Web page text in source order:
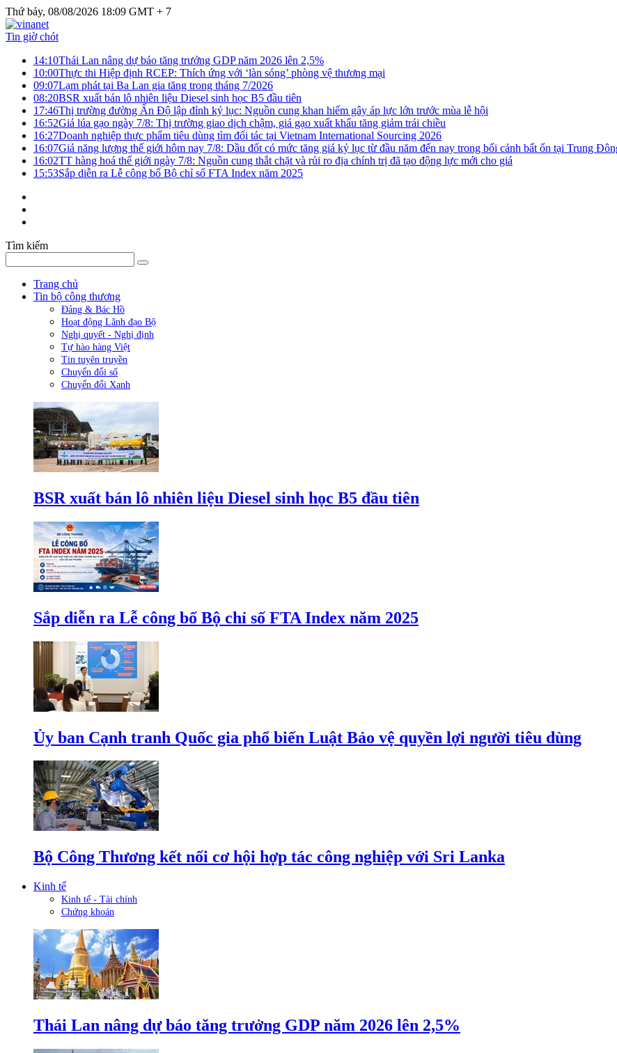
Thứ bảy, 08/08/2026 18:09 GMT + 7
Tin giờ chót
14:10Thái Lan nâng dự báo tăng trưởng GDP năm 2026 lên 2,5%
10:00Thực thi Hiệp định RCEP: Thích ứng với ‘làn sóng’ phòng vệ thương mại
09:07Lạm phát tại Ba Lan gia tăng trong tháng 7/2026
08:20BSR xuất bán lô nhiên liệu Diesel sinh học B5 đầu tiên
17:46Thị trường đường Ấn Độ lập đỉnh kỷ lục: Nguồn cung khan hiếm gây áp lực lớn trước mùa lễ hội
16:52Giá lúa gạo ngày 7/8: Thị trường giao dịch chậm, giá gạo xuất khẩu tăng giảm trái chiều
16:27Doanh nghiệp thực phẩm tiêu dùng tìm đối tác tại Vietnam International Sourcing 2026
16:07Giá năng lượng thế giới hôm nay 7/8: Dầu đốt có mức tăng giá kỷ lục từ đầu năm đến nay trong bối cảnh bất ổn tại Trung
16:02TT hàng hoá thế giới ngày 7/8: Nguồn cung thắt chặt và rủi ro địa chính trị đã tạo động lực mới cho giá
15:53Sắp diễn ra Lễ công bố Bộ chỉ số FTA Index năm 2025
Tìm kiếm
Trang chủ
Tin bộ công thương
Đảng & Bác Hồ
Hoạt động Lãnh đạo Bộ
Nghị quyết - Nghị định
Tự hào hàng Việt
Tin tuyên truyền
Chuyển đổi số
Chuyển đổi Xanh
BSR xuất bán lô nhiên liệu Diesel sinh học B5 đầu tiên
Sắp diễn ra Lễ công bố Bộ chỉ số FTA Index năm 2025
Ủy ban Cạnh tranh Quốc gia phổ biến Luật Bảo vệ quyền lợi người tiêu dùng
Bộ Công Thương kết nối cơ hội hợp tác công nghiệp với Sri Lanka
Kinh tế
Kinh tế - Tài chính
Chứng khoán
Thái Lan nâng dự báo tăng trưởng GDP năm 2026 lên 2,5%